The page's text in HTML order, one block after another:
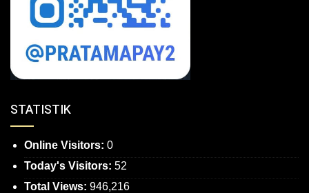
STATISTIK
Online Visitors: 0
Today's Visitors: 52
Total Views: 946,216